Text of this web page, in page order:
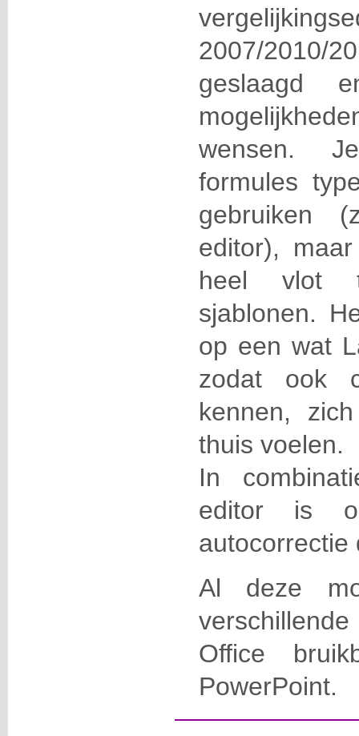
2007/2010/
geslaagd
wensen.
formules
gebruiken
editor),
heel vlot
sjablonen.
op een wat
zodat ook
kennen,
thuis voelen.
In
editor is
autocorrectie
Al deze
Office
PowerPoint.